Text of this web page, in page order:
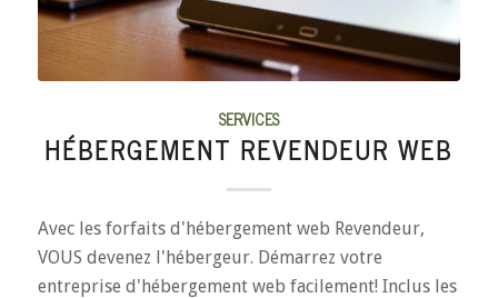
SERVICES
HÉBERGEMENT REVENDEUR WEB
Avec les forfaits d'hébergement web Revendeur,
VOUS devenez l'hébergeur. Démarrez votre
entreprise d'hébergement web facilement! Inclus les